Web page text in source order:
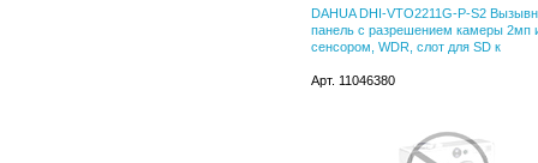
DAHUA DHI-VTO2211G-P-S2
панель с разрешением камеры 2мп
сенсором, WDR, слот для SD к
Арт. 11046380